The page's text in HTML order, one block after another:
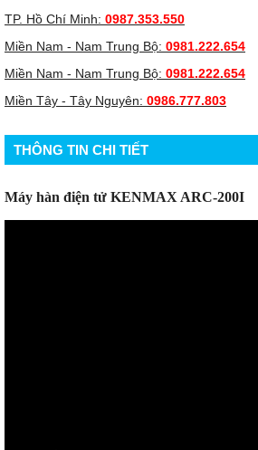
TP. Hồ Chí Minh: 0987.353.550
Miền Nam - Nam Trung Bộ: 0981.222.654
Miền Nam - Nam Trung Bộ: 0981.222.654
Miền Tây - Tây Nguyên: 0986.777.803
THÔNG TIN CHI TIẾT
Máy hàn điện tử KENMAX ARC-200I